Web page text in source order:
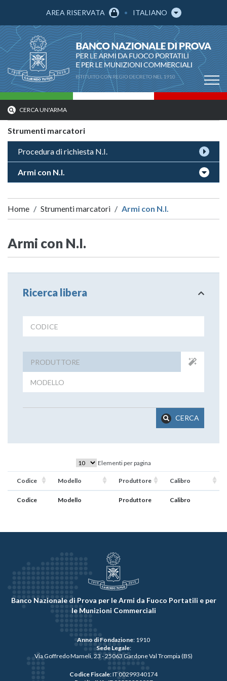
AREA RISERVATA ITALIANO
CERCA UN'ARMA
Strumenti marcatori
Procedura di richiesta N.I.
Armi con N.I.
Home Strumenti marcatori Armi con N.I.
Armi con N.I.
Ricerca libera
CERCA
Elementi per pagina
Codice Modello Produttore Calibro
Codice Modello Produttore Calibro
Banco Nazionale di Prova per le Armi da Fuoco Portatili e per
le Munizioni Commerciali
Anno di Fondazione: 1910
Sede Legale:
Via Goffredo Mameli, 23 - 25063 Gardone Val Trompia (BS)
Codice Fiscale: IT 00299340174